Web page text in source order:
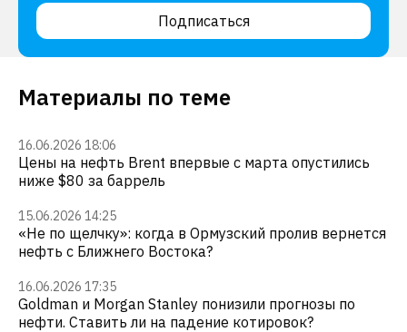
Подписаться
Материалы по теме
16.06.2026 18:06
Цены на нефть Brent впервые с марта опустились
ниже $80 за баррель
15.06.2026 14:25
«Не по щелчку»: когда в Ормузский пролив вернется
нефть с Ближнего Востока?
16.06.2026 17:35
Goldman и Morgan Stanley понизили прогнозы по
нефти. Ставить ли на падение котировок?